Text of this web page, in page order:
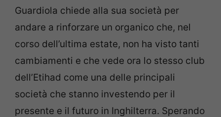
Guardiola chiede alla sua società per
andare a rinforzare un organico che, nel
corso dell’ultima estate, non ha visto tanti
cambiamenti e che vede ora lo stesso club
dell’Etihad come una delle principali
società che stanno investendo per il
presente e il futuro in Inghilterra. Sperando